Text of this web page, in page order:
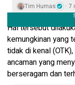
Tim Humas 7
Hal tersebut
kemungkinan yang
tidak di kenal
ancaman yang
berseragam dan